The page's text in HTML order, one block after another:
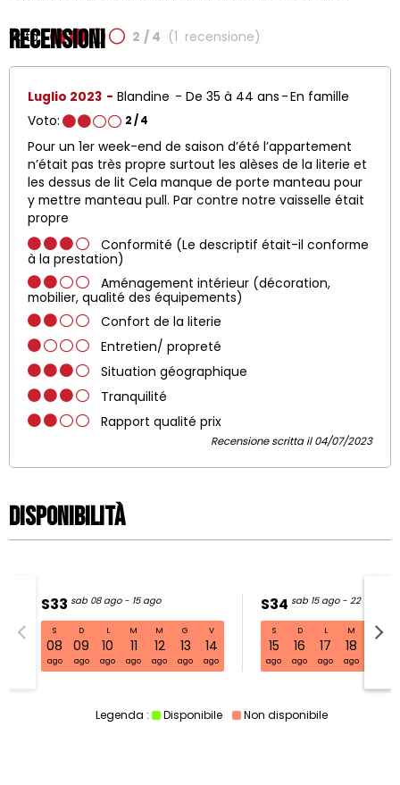
Recensioni
Voto: 2 / 4 (1 recensione)
Luglio 2023 Blandine De 35 à 44 ans
En famille
Voto:
2/ 4
Pour un 1er week-end de saison d’été l’appartement
n’était pas très propre surtout les alèses de la literie et
les dessus de lit Cela manque de porte manteau pour
y mettre manteau pull. Par contre notre vaisselle était
propre
Conformité (Le descriptif était-il conforme
à la prestation)
Aménagement intérieur (décoration,
mobilier, qualité des équipements)
Confort de la literie
Entretien/ propreté
Situation géographique
Tranquilité
Rapport qualité prix
Recensione scritta il 04/07/2023
Disponibilità
S33 sab 08 ago - 15 ago
S
08
ago
D
09
ago
L
10
ago
M
11
ago
M
12
ago
G
13
ago
V
14
ago
S34 sab 15 ago - 22 ago
S
15
ago
D
16
ago
L
17
ago
M
18
ago
M
19
S33 sab 08 ago - 15 ago
Legenda : Disponibile Non disponibile